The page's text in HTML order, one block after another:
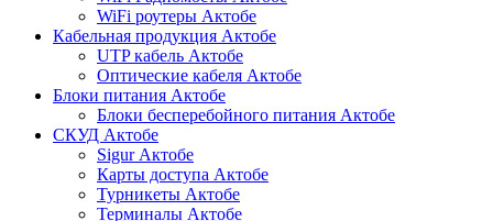
WiFi роутеры Актобе
Кабельная продукция Актобе
UTP кабель Актобе
Оптические кабеля Актобе
Блоки питания Актобе
Блоки бесперебойного питания Актобе
СКУД Актобе
Sigur Актобе
Карты доступа Актобе
Турникеты Актобе
Терминалы Актобе